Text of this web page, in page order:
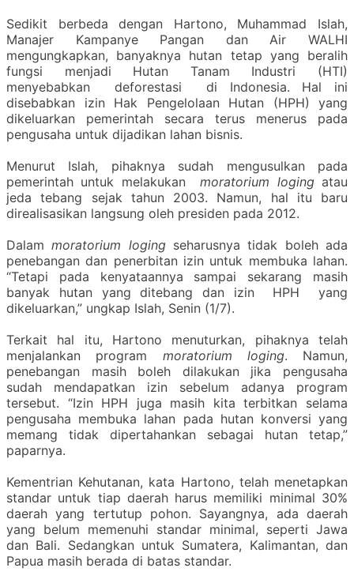
Sedikit berbeda dengan Hartono, Muhammad Islah,
Manajer Kampanye Pangan dan Air WALHI
mengungkapkan, banyaknya hutan tetap yang beralih
fungsi menjadi Hutan Tanam Industri (HTI)
menyebabkan deforestasi di Indonesia. Hal ini
disebabkan izin Hak Pengelolaan Hutan (HPH) yang
dikeluarkan pemerintah secara terus menerus pada
pengusaha untuk dijadikan lahan bisnis.
Menurut Islah, pihaknya sudah mengusulkan pada
pemerintah untuk melakukanmoratorium loging atau
jeda tebang sejak tahun 2003. Namun, hal itu baru
direalisasikan langsung oleh presiden pada 2012.
Dalammoratorium loging seharusnya tidak boleh ada
penebangan dan penerbitan izin untuk membuka lahan.
“Tetapi pada kenyataannya sampai sekarang masih
banyak hutan yang ditebang dan izin HPH yang
dikeluarkan,” ungkap Islah, Senin (1/7).
Terkait hal itu, Hartono menuturkan, pihaknya telah
menjalankan program moratorium loging. Namun,
penebangan masih boleh dilakukan jika pengusaha
sudah mendapatkan izin sebelum adanya program
tersebut. “Izin HPH juga masih kita terbitkan selama
pengusaha membuka lahan pada hutan konversi yang
memang tidak dipertahankan sebagai hutan tetap,”
paparnya.
Kementrian Kehutanan, kata Hartono, telah menetapkan
standar untuk tiap daerah harus memiliki minimal 30%
daerah yang tertutup pohon. Sayangnya, ada daerah
yang belum memenuhi standar minimal, seperti Jawa
dan Bali. Sedangkan untuk Sumatera, Kalimantan, dan
Papua masih berada di batas standar.